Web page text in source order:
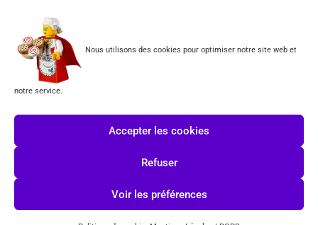
Nous utilisons des cookies pour optimiser notre site web et
notre service.
Accepter les cookies
Refuser
Voir les préférences
Tous les produits vendus sur ce site sont fabriqués par LEGO exclusivement. LEGO® est une
marque déposée par The LEGO Group. Les propriétaires des marques respectives citées sur le site
en restent les propriétaires. Tous droits réservés.
INSCRIPTION À LA NEWSLETTER
J'accepte les conditions duRGPD.